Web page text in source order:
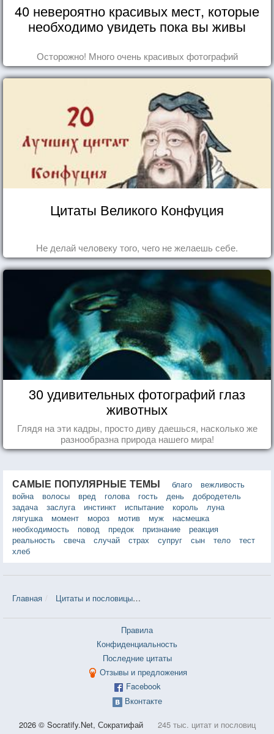
40 невероятно красивых мест, которые
необходимо увидеть пока вы живы
Осторожно! Много очень красивых фотографий
Цитаты Великого Конфуция
Не делай человеку того, чего не желаешь себе.
30 удивительных фотографий глаз
животных
Глядя на эти кадры, просто диву даешься, насколько же
разнообразна природа нашего мира!
САМЫЕ ПОПУЛЯРНЫЕ ТЕМЫ благо
вежливость
война
волосы вред голова гость день
добродетель
задача
заслуга инстинкт испытание король
луна
лягушка
момент мороз мотив муж
насмешка
необходимость
повод предок признание
реакция
реальность
свеча случай страх супруг сын тело
тест
хлеб
Главная Цитаты и пословицы
Правила
Конфиденциальность
Последние цитаты
Отзывы и предложения
Facebook
Вконтакте
2026 © Socratify.Net, Сократифай 245 тыс. цитат и пословиц